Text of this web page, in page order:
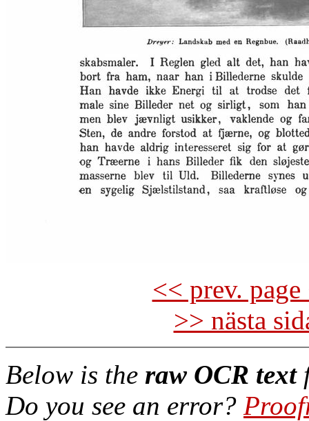
<< prev.
>> nästa
Below is the raw OCR text
Do you see an error?